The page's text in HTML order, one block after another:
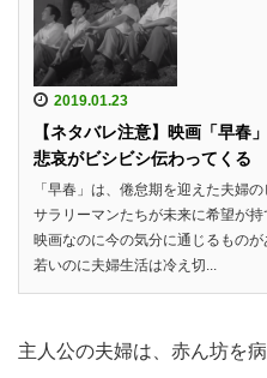
2019.01.23
【ネタバレ注意】映画「早春
悲哀がビシビシ伝わってくる
「早春」は、倦怠期を迎えた夫婦
サラリーマンたちが未来に希望が
映画なのに今の気分に通じるもの
若いのに夫婦生活は冷え切...
主人公の夫婦は、赤ん坊を